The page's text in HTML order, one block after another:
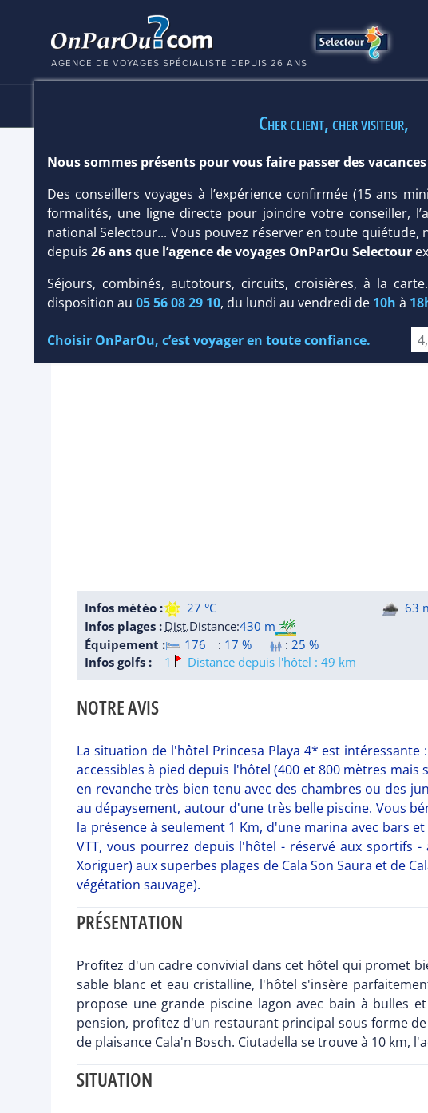
AGENCE DE VOYAGES SPÉCIALISTE DEPUIS 26 ANS
HÔTEL PRINCESA PLAYA 4*
HôtelClassique
Infos météo : 27 °C 63
Infos plages : Dist.Distance:430 m
Équipement :
176 : 17 % : 25 %
Infos golfs :
1 Distance depuis l'hôtel : 49 km
NOTRE AVIS
La situation de l'hôtel Princesa Playa 4* est
accessibles à pied depuis l'hôtel (400 et 800 mètres
en revanche très bien tenu avec des chambres ou des
au dépaysement, autour d'une très belle piscine. Vous
la présence à seulement 1 Km, d'une marina avec bars
VTT, vous pourrez depuis l'hôtel - réservé aux sportifs
Xoriguer) aux superbes plages de Cala Son Saura et de
végétation sauvage).
PRÉSENTATION
Profitez d'un cadre convivial dans cet hôtel qui promet
sable blanc et eau cristalline, l'hôtel s'insère
propose une grande piscine lagon avec bain à bulles
pension, profitez d'un restaurant principal sous forme
de plaisance Cala'n Bosch. Ciutadella se trouve à 10 km,
SITUATION
Cher client, cher visiteur,
Nous sommes présents pour vous faire passer des
Des conseillers voyages à l’expérience confirmée (15 ans
formalités, une ligne directe pour joindre votre conseiller,
national Selectour... Vous pouvez réserver en toute quiétude,
depuis 26 ans que l’agence de voyages OnParOu Selectour
Séjours, combinés, autotours, circuits, croisières, à la
disposition au 05 56 08 29 10, du lundi au vendredi de 10h à
Choisir OnParOu, c’est voyager en toute confiance.